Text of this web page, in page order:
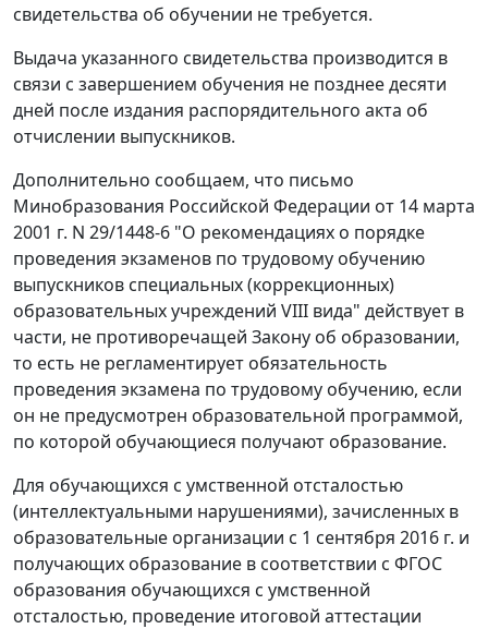
свидетельства об обучении не требуется.
Выдача указанного свидетельства производится в
связи с завершением обучения не позднее десяти
дней после издания распорядительного акта об
отчислении выпускников.
Дополнительно сообщаем, что письмо
Минобразования Российской Федерации от 14 марта
2001 г. N 29/1448-6 "О рекомендациях о порядке
проведения экзаменов по трудовому обучению
выпускников специальных (коррекционных)
образовательных учреждений VIII вида" действует в
части, не противоречащей Закону об образовании,
то есть не регламентирует обязательность
проведения экзамена по трудовому обучению, если
он не предусмотрен образовательной программой,
по которой обучающиеся получают образование.
Для обучающихся с умственной отсталостью
(интеллектуальными нарушениями), зачисленных в
образовательные организации с 1 сентября 2016 г. и
получающих образование в соответствии с ФГОС
образования обучающихся с умственной
отсталостью, проведение итоговой аттестации